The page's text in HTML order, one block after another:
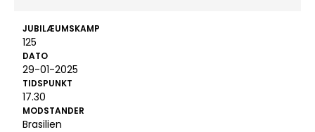
JUBILÆUMSKAMP
125
DATO
29-01-2025
TIDSPUNKT
17.30
MODSTANDER
Brasilien